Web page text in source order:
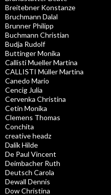
Breitebner Konstanze
Bruchmann Dalal
Brunner Philipp
Buchmann Christian
Budja Rudolf
Buttinger Monika
Callisti Mueller Martina
CALLISTI Müller Martina
Canedo Mario
Cencig Julia
Cervenka Christina
Cetin Monika
Clemens Thomas
Conchita
creative headz
Dalik Hilde
De Paul Vincent
Deimbacher Ruth
Deutsch Carola
Dewall Dennis
Dow Christina